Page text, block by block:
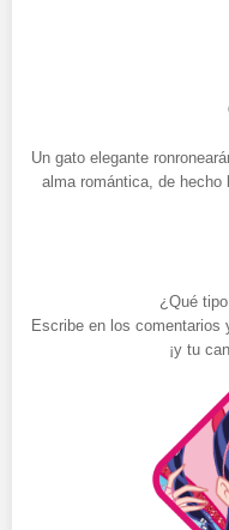
Un gato elegante
alma romántica, de
¿Qué
Escribe en los
¡y tu